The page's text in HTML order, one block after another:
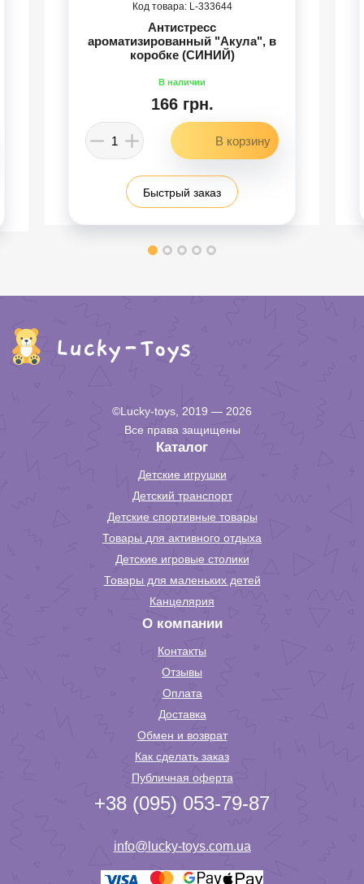
333644
Антистресс
ароматизированный "Акула", в
коробке (СИНИЙ)
166 грн.
Быстрый заказ
©Lucky-toys, 2019 — 2026
Все права защищены
Каталог
Детские игрушки
Детский транспорт
Детские спортивные товары
Товары для активного отдыха
Детские игровые столики
Товары для маленьких детей
Канцелярия
О компании
Контакты
Отзывы
Оплата
Доставка
Обмен и возврат
Как сделать заказ
Публичная оферта
+38 (095) 053-79-87
info@lucky-toys.com.ua